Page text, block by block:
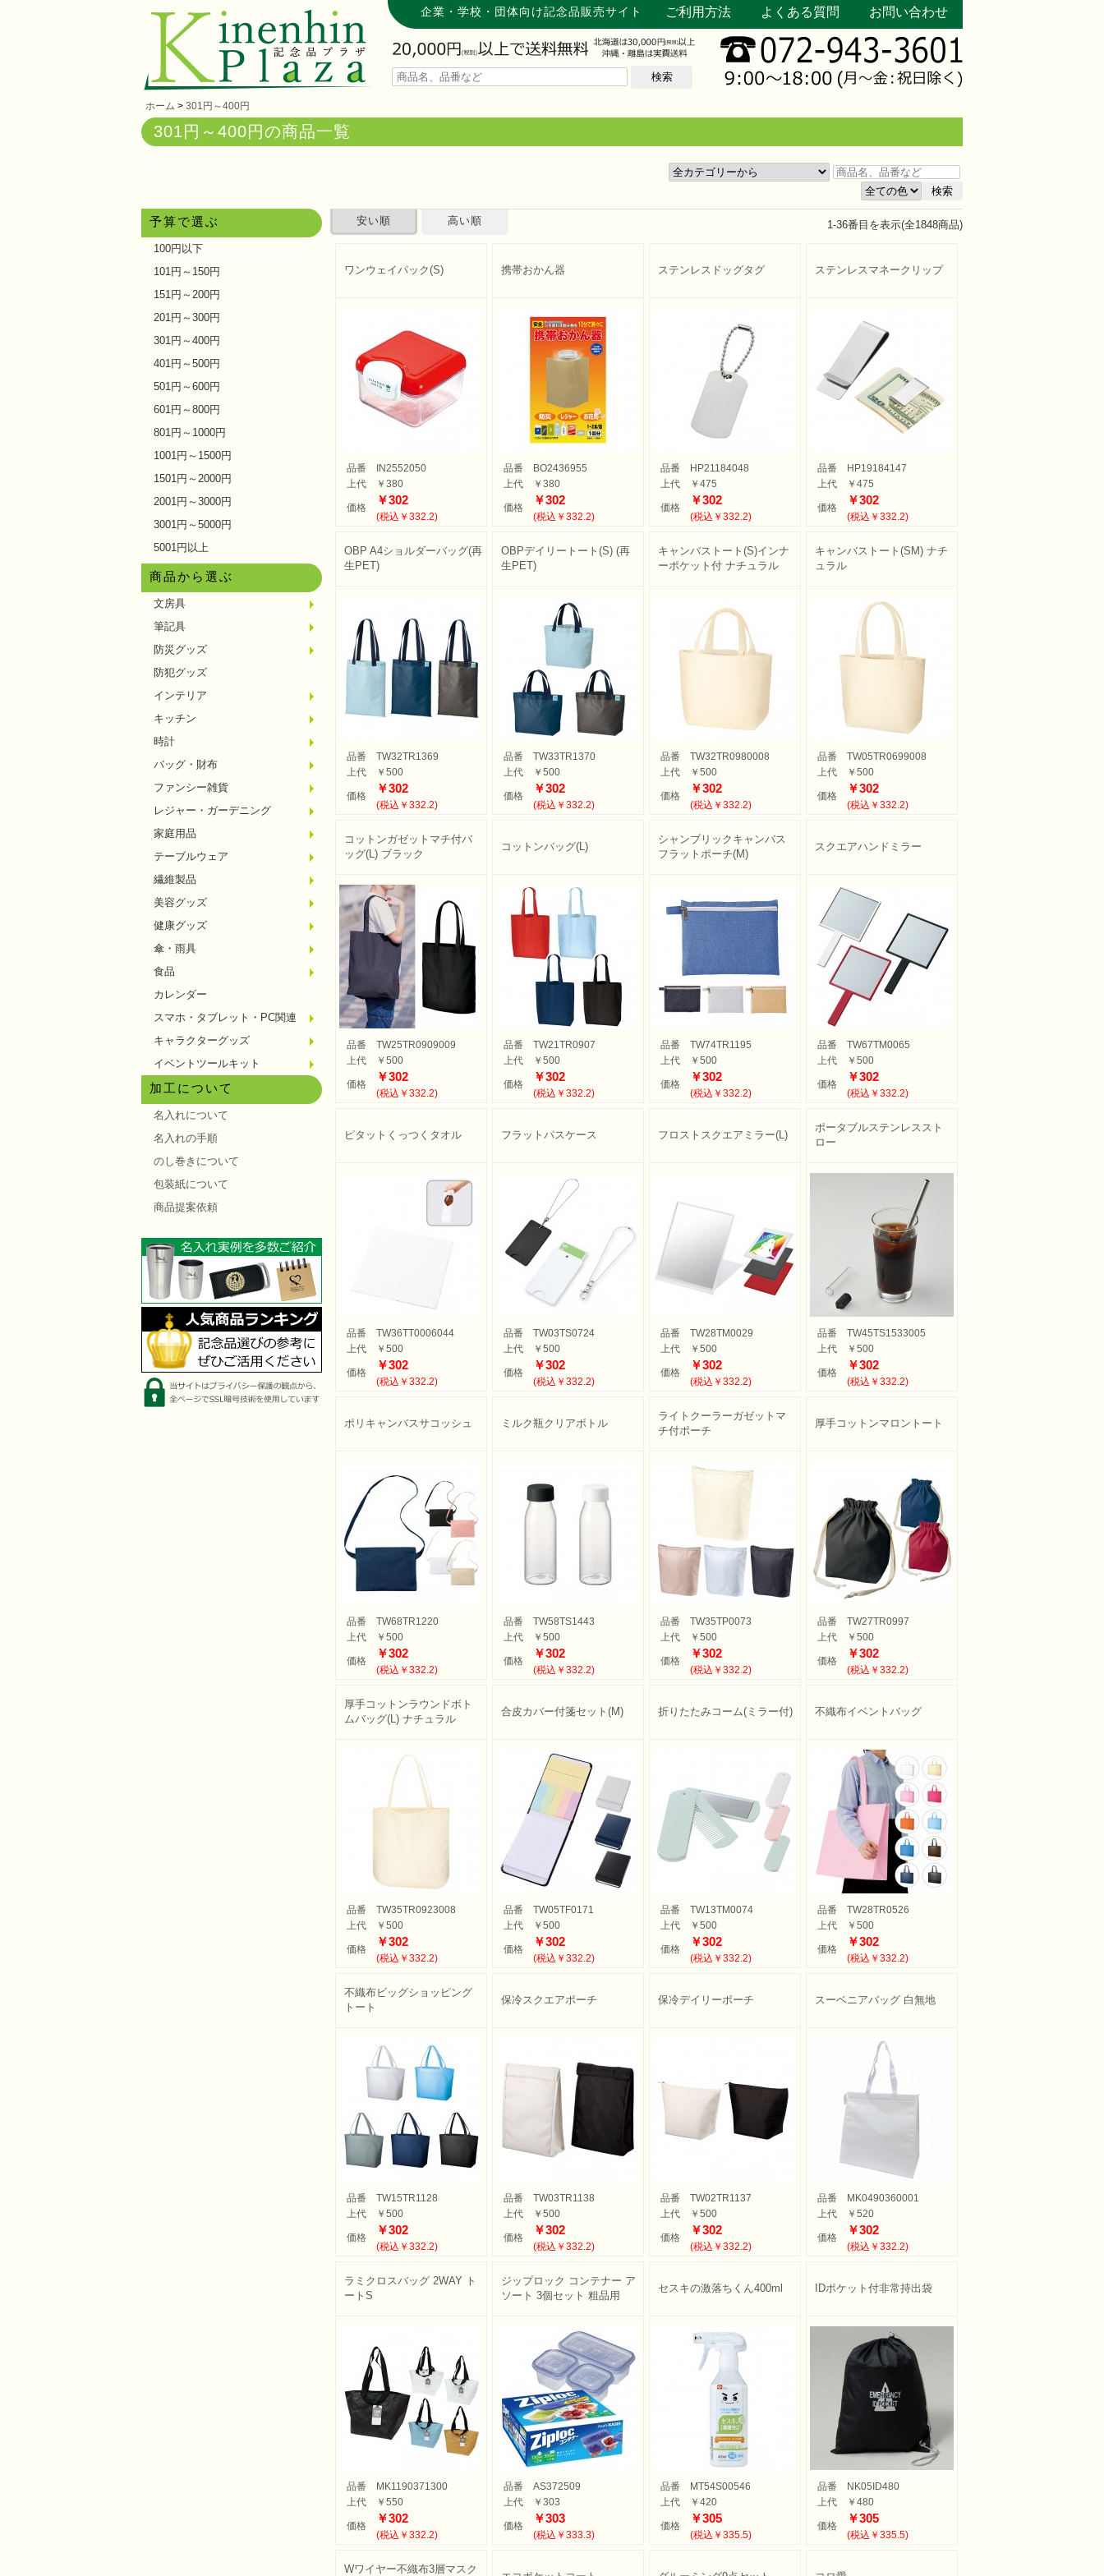
企業・学校・団体向け記念品販売サイト ご利用方法 よくある質問 お問い合わせ
検索
ホーム > 301円～400円
301円～400円の商品一覧
検索
予算で選ぶ
100円以下
101円～150円
151円～200円
201円～300円
301円～400円
401円～500円
501円～600円
601円～800円
801円～1000円
1001円～1500円
1501円～2000円
2001円～3000円
3001円～5000円
5001円以上
商品から選ぶ
文房具
筆記具
単色ボールペン
多色・多機能ペン
国内メーカー筆記具
高級筆記具
マーカー・色鉛筆・クレヨン
シャープペン
万年筆
その他
防災グッズ
ライト
電池不要！防災用品
ラジオ
ブランケット・シート
携帯充電可能グッズ
非常食
防災セット
その他
防犯グッズ
インテリア
フォトフレーム
アロマディフューザー
ライト・キャンドル
インテリア小物
クッション・チェア
キッチン
水回り
スチーマー・鍋
調理用品
保存用品
キッチン家電
タイマー
はかり・スケール
その他
時計
バッグ・財布
トートバッグ
ポーチ・巾着
エコバッグ
保温冷バッグ
レジカゴバッグ
財布
同柄シリーズ
その他
ファンシー雑貨
アニマルキャラクター
スイーツモチーフ
アクセサリー
お守・縁起物
レジャー・ガーデニング
保温冷バッグ・ケース
水筒・ボトル・タンブラー
ランチボックス
シート・クッション・チェアー
ドライブ・トラベル
ライト・ツール
ガーデニング用品
夏グッズ
家庭用品
紙製品
掃除用品
洗濯用品
生活家電
便利グッズ
セット商品・ギフト商品
メディカル用品
うちわ・扇子
カイロ・湯たんぽ
その他
テーブルウェア
陶磁器
カップ・湯呑
ガラス製品
おはし類・カトラリー
タンブラー
その他
繊維製品
美容グッズ
コスメグッズ
ミラー
ネイルケア
バスグッズ
その他
健康グッズ
体脂肪対策
マッサージ・リラックス
温湿度管理
歩数計
その他
傘・雨具
長傘
折りたたみ傘
晴雨兼用傘
レインコート・ポンチョ
その他
食品
お菓子類
ラーメン
うどん・そば
そうめん
麺類その他
お米・餅
調味料
飲み物
非常食
プチギフト
その他
カレンダー
スマホ・タブレット・PC関連
バッテリー&充電器
タッチペン
クリーナー
PC関連グッズ
スマホ関連グッズ
キャラクターグッズ
文房具
バッグ・財布
レジャー用品
テーブルウェア
繊維製品
その他
イベントツールキット
〜30人用
〜50人用
100人用〜
その他
加工について
名入れについて
名入れの手順
のし巻きについて
包装紙について
商品提案依頼
安い順 高い順 1-36番目を表示(全1848商品)
ワンウェイパック(S)
品番
IN2552050
上代
￥380
価格
￥302
(税込￥332.2)
携帯おかん器
品番
BO2436955
上代
￥380
価格
￥302
(税込￥332.2)
ステンレスドッグタグ
品番
HP21184048
上代
￥475
価格
￥302
(税込￥332.2)
ステンレスマネークリップ
品番
HP19184147
上代
￥475
価格
￥302
(税込￥332.2)
OBP A4ショルダーバッグ(再
生PET)
品番
TW32TR1369
上代
￥500
価格
￥302
(税込￥332.2)
OBPデイリートート(S) (再
生PET)
品番
TW33TR1370
上代
￥500
価格
￥302
(税込￥332.2)
キャンバストート(S)インナ
ーポケット付 ナチュラル
品番
TW32TR0980008
上代
￥500
価格
￥302
(税込￥332.2)
キャンバストート(SM) ナチ
ュラル
品番
TW05TR0699008
上代
￥500
価格
￥302
(税込￥332.2)
コットンガゼットマチ付バ
ッグ(L) ブラック
品番
TW25TR0909009
上代
￥500
価格
￥302
(税込￥332.2)
コットンバッグ(L)
品番
TW21TR0907
上代
￥500
価格
￥302
(税込￥332.2)
シャンブリックキャンバス
フラットポーチ(M)
品番
TW74TR1195
上代
￥500
価格
￥302
(税込￥332.2)
スクエアハンドミラー
品番
TW67TM0065
上代
￥500
価格
￥302
(税込￥332.2)
ピタットくっつくタオル
品番
TW36TT0006044
上代
￥500
価格
￥302
(税込￥332.2)
フラットパスケース
品番
TW03TS0724
上代
￥500
価格
￥302
(税込￥332.2)
フロストスクエアミラー(L)
品番
TW28TM0029
上代
￥500
価格
￥302
(税込￥332.2)
ポータブルステンレススト
ロー
品番
TW45TS1533005
上代
￥500
価格
￥302
(税込￥332.2)
ポリキャンバスサコッシュ
品番
TW68TR1220
上代
￥500
価格
￥302
(税込￥332.2)
ミルク瓶クリアボトル
品番
TW58TS1443
上代
￥500
価格
￥302
(税込￥332.2)
ライトクーラーガゼットマ
チ付ポーチ
品番
TW35TP0073
上代
￥500
価格
￥302
(税込￥332.2)
厚手コットンマロントート
品番
TW27TR0997
上代
￥500
価格
￥302
(税込￥332.2)
厚手コットンラウンドボト
ムバッグ(L) ナチュラル
品番
TW35TR0923008
上代
￥500
価格
￥302
(税込￥332.2)
合皮カバー付箋セット(M)
品番
TW05TF0171
上代
￥500
価格
￥302
(税込￥332.2)
折りたたみコーム(ミラー付)
品番
TW13TM0074
上代
￥500
価格
￥302
(税込￥332.2)
不織布イベントバッグ
品番
TW28TR0526
上代
￥500
価格
￥302
(税込￥332.2)
不織布ビッグショッピング
トート
品番
TW15TR1128
上代
￥500
価格
￥302
(税込￥332.2)
保冷スクエアポーチ
品番
TW03TR1138
上代
￥500
価格
￥302
(税込￥332.2)
保冷デイリーポーチ
品番
TW02TR1137
上代
￥500
価格
￥302
(税込￥332.2)
スーベニアバッグ 白無地
品番
MK0490360001
上代
￥520
価格
￥302
(税込￥332.2)
ラミクロスバッグ 2WAY ト
ートS
品番
MK1190371300
上代
￥550
価格
￥302
(税込￥332.2)
ジップロック コンテナー ア
ソート 3個セット 粗品用
品番
AS372509
上代
￥303
価格
￥303
(税込￥333.3)
セスキの激落ちくん400ml
品番
MT54S00546
上代
￥420
価格
￥305
(税込￥335.5)
IDポケット付非常持出袋
品番
NK05ID480
上代
￥480
価格
￥305
(税込￥335.5)
Wワイヤー不織布3層マスク